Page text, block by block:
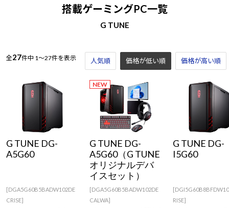
ディスプレイ
Windows 11
MousePro
Windows 11 | Copilot+ PC
ビジネス向けパソコン
学習向けパソコン
AIおすすめパソコン
Windows 11
アウトレットパソコン
搭載ゲーミングPC一覧
G TUNE
全27件中 1～27件を表示 人気順 価格が低い順 価格が高い順
G TUNE DG-
A5G60
[DGA5G60B5BADW102DE
CRISE]
NEW
G TUNE DG-
A5G60（G TUNE
オリジナルデバ
イスセット）
[DGA5G60B5BADW102DE
CALWA]
G TUNE DG-
I5G60
RISE]